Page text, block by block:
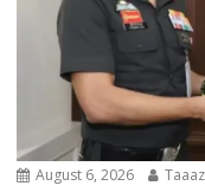
August 6, 2026